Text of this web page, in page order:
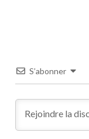
S’abonner